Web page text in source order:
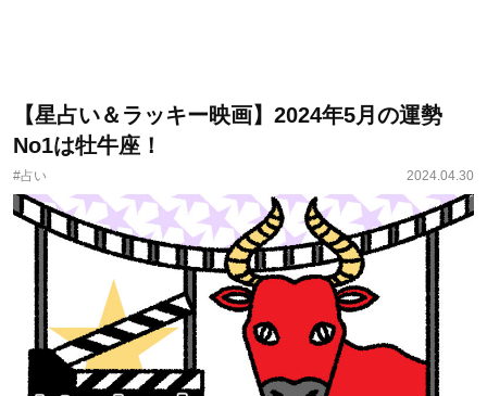
【星占い＆ラッキー映画】2024年5月の運勢
No1は牡牛座！
#占い 2024.04.30